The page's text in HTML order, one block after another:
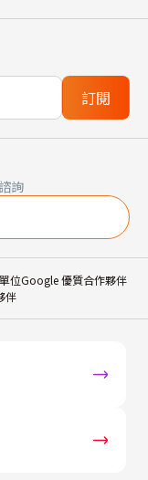
訂閱
詢
位Google 優質合作夥伴
伴